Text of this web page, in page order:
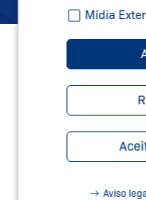
Mídia
Aviso